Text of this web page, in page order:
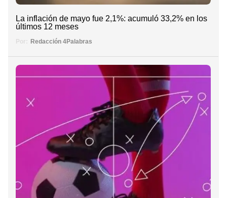
La inflación de mayo fue 2,1%: acumuló 33,2% en los
últimos 12 meses
Por: Redacción 4Palabras